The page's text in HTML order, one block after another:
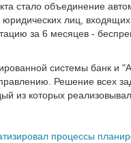
стало объединение
лиц,
за 6 месяцев -
системы банк и
Решение всех
из которых
процессы